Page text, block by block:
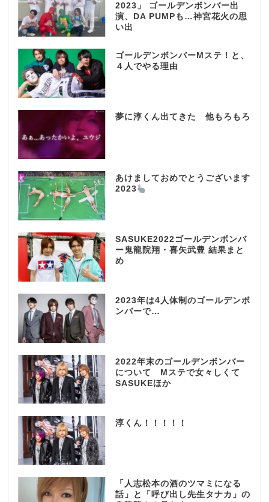
2023」 ゴールデンボンバー出
演、DA PUMPも…神宮花火の思
い出
ゴールデンボンバーMステ！と、
４人でやる理由
夢に淳くん出てきた 他もろもろ
あけましておめでとうございます
2023
SASUKE2022ゴールデンボンバ
ー鬼龍院翔・喜矢武豊 結果まと
め
2023年は4人体制のゴールデンボ
ンバーで…
2022年末のゴールデンボンバー
について Mステで女々しくて
SASUKEほか
淳くん！！！！！
「人志松本の酒のツマミになる
話」と「呼び出し先生タナカ」の